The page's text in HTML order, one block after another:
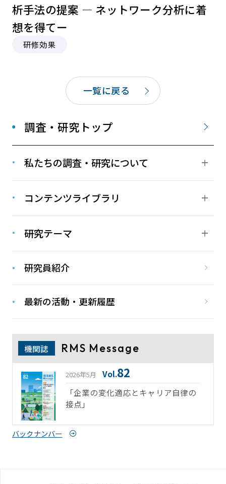
調査・研究トップ
私たちの調査・研究について
コンテンツライブラリ
研究テーマ
研究員紹介
最新の活動・更新履歴
機関誌 RMS Message
「企業の変化適応とキャリア自律の
接点」
2026年5月 Vol.82
バックナンバー
析⼿法の提案 ― ネットワーク分析に着
想を得てー
研修効果
一覧に戻る